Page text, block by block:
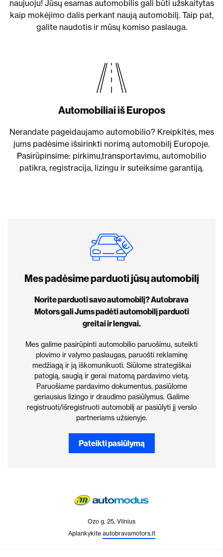
naujuoju! Jūsų esamas automobilis gali būti užskaitytas
kaip mokėjimo dalis perkant naują automobilį. Taip pat,
galite naudotis ir mūsų komiso paslauga.
Automobiliai iš Europos
Nerandate pageidaujamo automobilio? Kreipkitės, mes
jums padėsime išsirinkti norimą automobilį Europoje.
Pasirūpinsime: pirkimu,transportavimu, automobilio
patikra, registracija, lizingu ir suteiksime garantiją.
Mes padėsime parduoti jūsų automobilį
Norite parduoti savo automobilį? Autobrava
Motors gali Jums padėti automobilį parduoti
greitai ir lengvai.
Mes galime pasirūpinti automobilio paruošimu, suteikti
plovimo ir valymo paslaugas, paruošti reklaminę
medžiagą ir ją iškomunikuoti. Siūlome strategiškai
patogią, saugią ir gerai matomą pardavimo vietą.
Paruošiame pardavimo dokumentus, pasiūlome
geriausius lizingo ir draudimo pasiūlymus. Galime
registruoti/išregistruoti automobilį ar pasiūlyti jį verslo
partneriams užsienyje.
Pateikti pasiūlymą
Ozo g. 25, Vilnius
Aplankykite autobravamotors.lt